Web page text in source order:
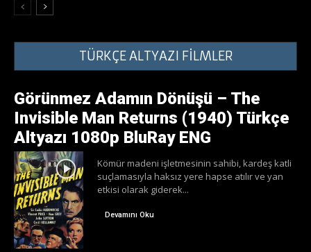
TÜRKÇE ALTYAZI FİLMLER
Görünmez Adamın Dönüşü – The
Invisible Man Returns (1940) Türkçe
Altyazı 1080p BluRay ENG
Kömür madeni işletmesinin sahibi, kardeş katli
suçlamasıyla haksız yere hapse atılır ve yan
etkisi olarak giderek...
Devamını Oku